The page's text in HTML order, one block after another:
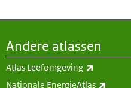
Andere atlassen
Atlas Leefomgeving
Nationale EnergieAtlas